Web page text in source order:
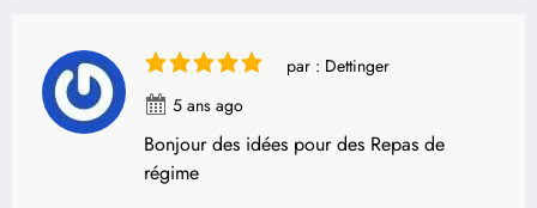
par : Dettinger
5 ans ago
Bonjour des idées pour des Repas de
régime